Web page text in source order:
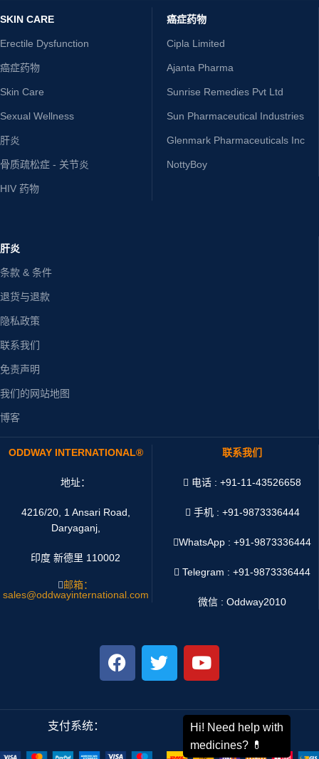
SKIN CARE
Erectile Dysfunction
癌症药物
Skin Care
Sexual Wellness
肝炎
骨质疏松症 - 关节炎
HIV 药物
癌症药物
Cipla Limited
Ajanta Pharma
Sunrise Remedies Pvt Ltd
Sun Pharmaceutical Industries
Glenmark Pharmaceuticals Inc
NottyBoy
肝炎
条款 & 条件
退货与退款
隐私政策
联系我们
免责声明
我们的网站地图
博客
ODDWAY INTERNATIONAL®
地址：
4216/20, 1 Ansari Road,
Daryaganj,
印度 新德里 110002
邮箱：
sales@oddwayinternational.com
联系我们
电话 : +91-11-43526658
手机 : +91-9873336444
WhatsApp :+91-9873336444
Telegram : +91-9873336444
微信 : Oddway2010
支付系统： 运输系统：